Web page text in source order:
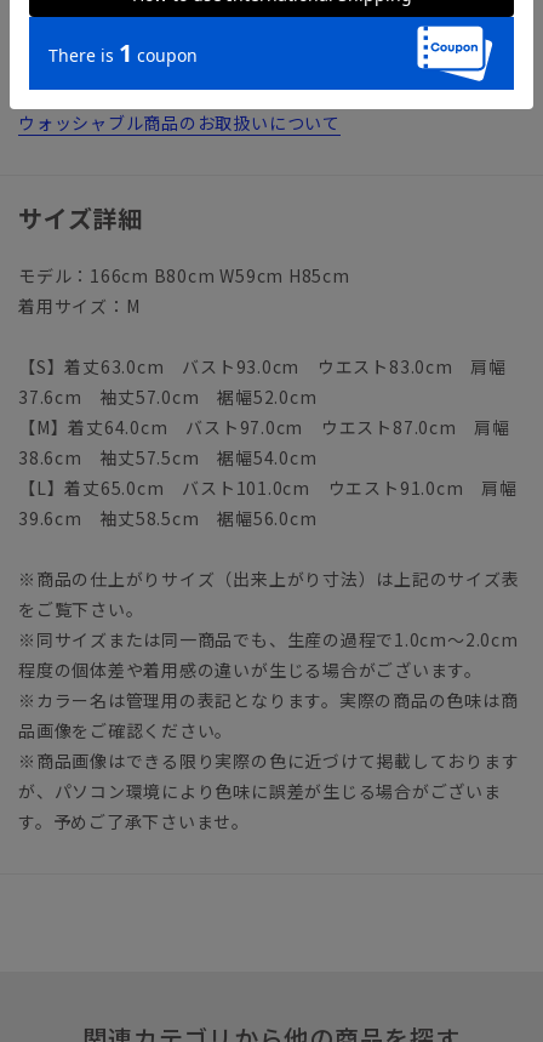
【仕様】1つボタン／一重仕立て／筒袖／センターベント
【洗濯表示】ドライクリーニング・家庭洗濯可《洗濯機可（ネ
ット使用・弱水流）》
ウォッシャブル商品のお取扱いについて
サイズ詳細
モデル：166cm B80cm W59cm H85cm
着用サイズ：M
【S】着丈63.0cm バスト93.0cm ウエスト83.0cm 肩幅
37.6cm 袖丈57.0cm 裾幅52.0cm
【M】着丈64.0cm バスト97.0cm ウエスト87.0cm 肩幅
38.6cm 袖丈57.5cm 裾幅54.0cm
【L】着丈65.0cm バスト101.0cm ウエスト91.0cm 肩幅
39.6cm 袖丈58.5cm 裾幅56.0cm
※商品の仕上がりサイズ（出来上がり寸法）は上記のサイズ表
をご覧下さい。
※同サイズまたは同一商品でも、生産の過程で1.0cm～2.0cm
程度の個体差や着用感の違いが生じる場合がございます。
※カラー名は管理用の表記となります。実際の商品の色味は商
品画像をご確認ください。
※商品画像はできる限り実際の色に近づけて掲載しております
が、パソコン環境により色味に誤差が生じる場合がございま
す。予めご了承下さいませ。